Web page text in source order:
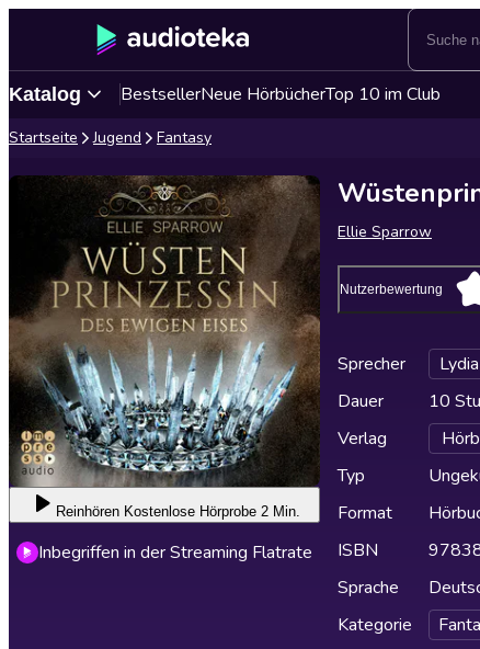
Katalog BestsellerNeue HörbücherTop 10 im Club
Startseite Jugend Fantasy
Reinhören Kostenlose Hörprobe 2 Min.
Inbegriffen in der Streaming Flatrate
Ellie Sparrow
Nutzerbewertung
Sprecher
Dauer
10
Verlag
Typ
Format
ISBN
Sprache
Kategorie